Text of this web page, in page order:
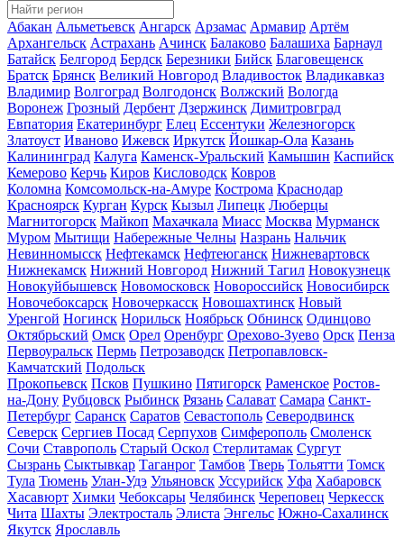
Абакан Альметьевск Ангарск Арзамас Армавир Артём
Архангельск Астрахань Ачинск Балаково Балашиха Барнаул
Батайск Белгород Бердск Березники Бийск Благовещенск
Братск Брянск Великий Новгород Владивосток Владикавказ
Владимир Волгоград Волгодонск Волжский Вологда
Воронеж Грозный Дербент Дзержинск Димитровград
Евпатория Екатеринбург Елец Ессентуки Железногорск
Златоуст Иваново Ижевск Иркутск Йошкар-Ола Казань
Калининград Калуга Каменск-Уральский Камышин Каспийск
Кемерово Керчь Киров Кисловодск Ковров
Коломна Комсомольск-на-Амуре Кострома Краснодар
Красноярск Курган Курск Кызыл Липецк Люберцы
Магнитогорск Майкоп Махачкала Миасс Москва Мурманск
Муром Мытищи Набережные Челны Назрань Нальчик
Невинномысск Нефтекамск Нефтеюганск Нижневартовск
Нижнекамск Нижний Новгород Нижний Тагил Новокузнецк
Новокуйбышевск Новомосковск Новороссийск Новосибирск
Новочебоксарск Новочеркасск Новошахтинск Новый
Уренгой Ногинск Норильск Ноябрьск Обнинск Одинцово
Октябрьский Омск Орел Оренбург Орехово-Зуево Орск Пенза
Первоуральск Пермь Петрозаводск Петропавловск-
Камчатский Подольск
Прокопьевск Псков Пушкино Пятигорск Раменское Ростов-
на-Дону Рубцовск Рыбинск Рязань Салават Самара Санкт-
Петербург Саранск Саратов Севастополь Северодвинск
Северск Сергиев Посад Серпухов Симферополь Смоленск
Сочи Ставрополь Старый Оскол Стерлитамак Сургут
Сызрань Сыктывкар Таганрог Тамбов Тверь Тольятти Томск
Тула Тюмень Улан-Удэ Ульяновск Уссурийск Уфа Хабаровск
Хасавюрт Химки Чебоксары Челябинск Череповец Черкесск
Чита Шахты Электросталь Элиста Энгельс Южно-Сахалинск
Якутск Ярославль